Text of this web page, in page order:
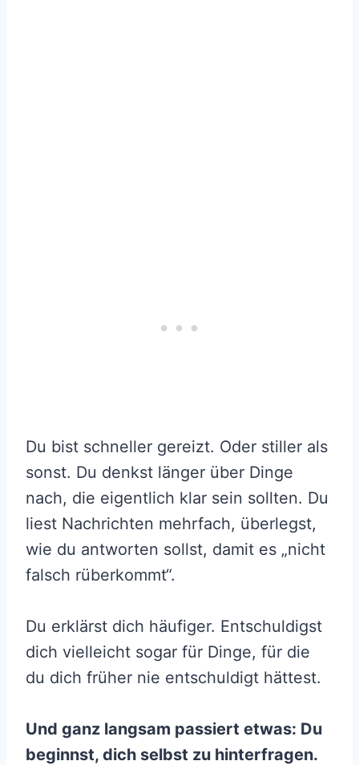
Du bist schneller gereizt. Oder stiller als
sonst. Du denkst länger über Dinge
nach, die eigentlich klar sein sollten. Du
liest Nachrichten mehrfach, überlegst,
wie du antworten sollst, damit es „nicht
falsch rüberkommt“.
Du erklärst dich häufiger. Entschuldigst
dich vielleicht sogar für Dinge, für die
du dich früher nie entschuldigt hättest.
Und ganz langsam passiert etwas: Du
beginnst, dich selbst zu hinterfragen.